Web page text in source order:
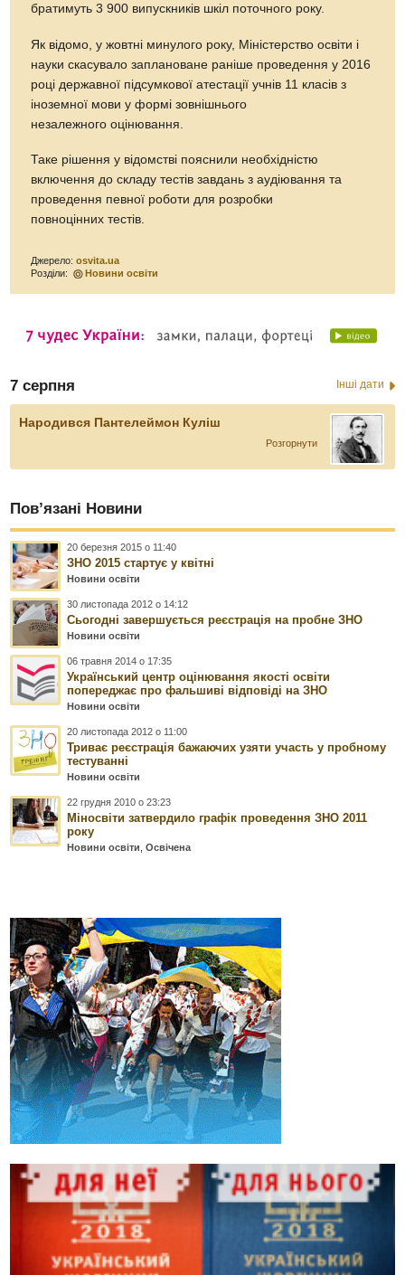
братимуть 3 900 випускників шкіл поточного року.
Як відомо, у жовтні минулого року, Міністерство освіти і
науки скасувало заплановане раніше проведення у 2016
році державної підсумкової атестації учнів 11 класів з
іноземної мови у формі зовнішнього
незалежного оцінювання.
Таке рішення у відомстві пояснили необхідністю
включення до складу тестів завдань з аудіювання та
проведення певної роботи для розробки
повноцінних тестів.
Джерело:osvita.ua
Розділи:
Новини освіти
7 серпня Інші дати
Народився Пантелеймон Куліш
Розгорнути
Пов’язані Новини
20 березня 2015 о 11:40
ЗНО 2015 стартує у квітні
Новини освіти
30 листопада 2012 о 14:12
Сьогодні завершується реєстрація на пробне ЗНО
Новини освіти
06 травня 2014 о 17:35
Український центр оцінювання якості освіти
попереджає про фальшиві відповіді на ЗНО
Новини освіти
20 листопада 2012 о 11:00
Триває реєстрація бажаючих узяти участь у пробному
тестуванні
Новини освіти
22 грудня 2010 о 23:23
Міносвіти затвердило графік проведення ЗНО 2011
року
Новини освіти ,Освічена